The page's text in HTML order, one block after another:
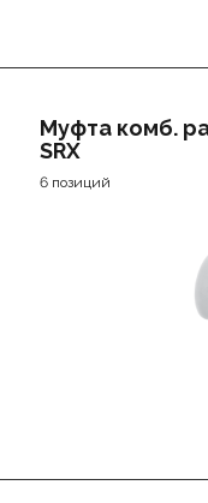
Муфта комб.
SRX
6 позиций